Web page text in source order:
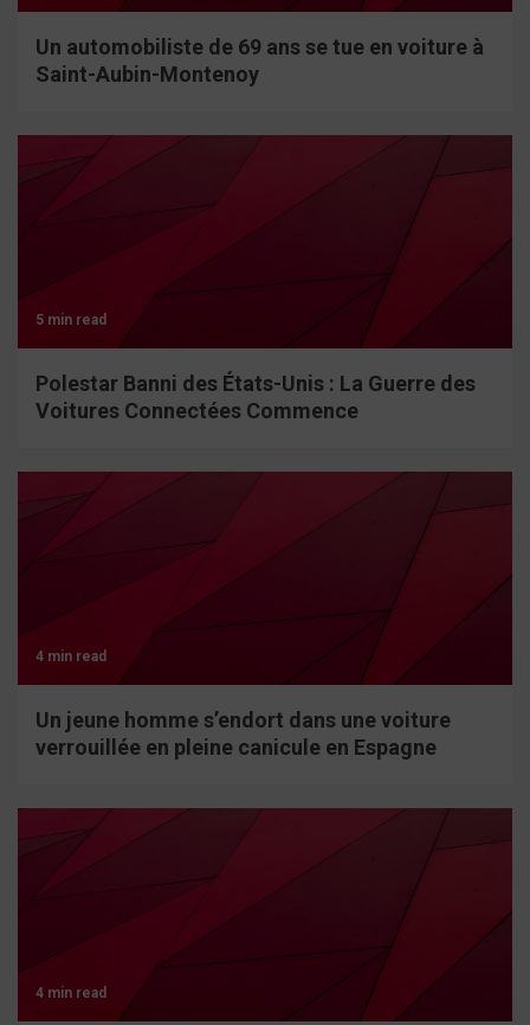
Un automobiliste de 69 ans se tue en voiture à
Saint-Aubin-Montenoy
5 min read
Polestar Banni des États-Unis : La Guerre des
Voitures Connectées Commence
4 min read
Un jeune homme s’endort dans une voiture
verrouillée en pleine canicule en Espagne
4 min read